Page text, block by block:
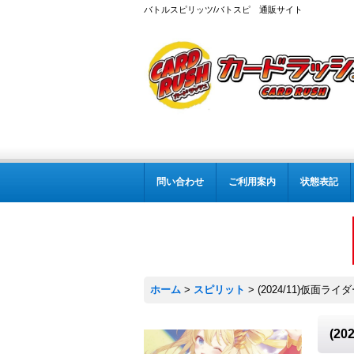
バトルスピリッツ/バトスピ 通販サイト
問い合わせ ご利用案内 状態表記
ホーム > スピリット > (2024/11)仮面ライ